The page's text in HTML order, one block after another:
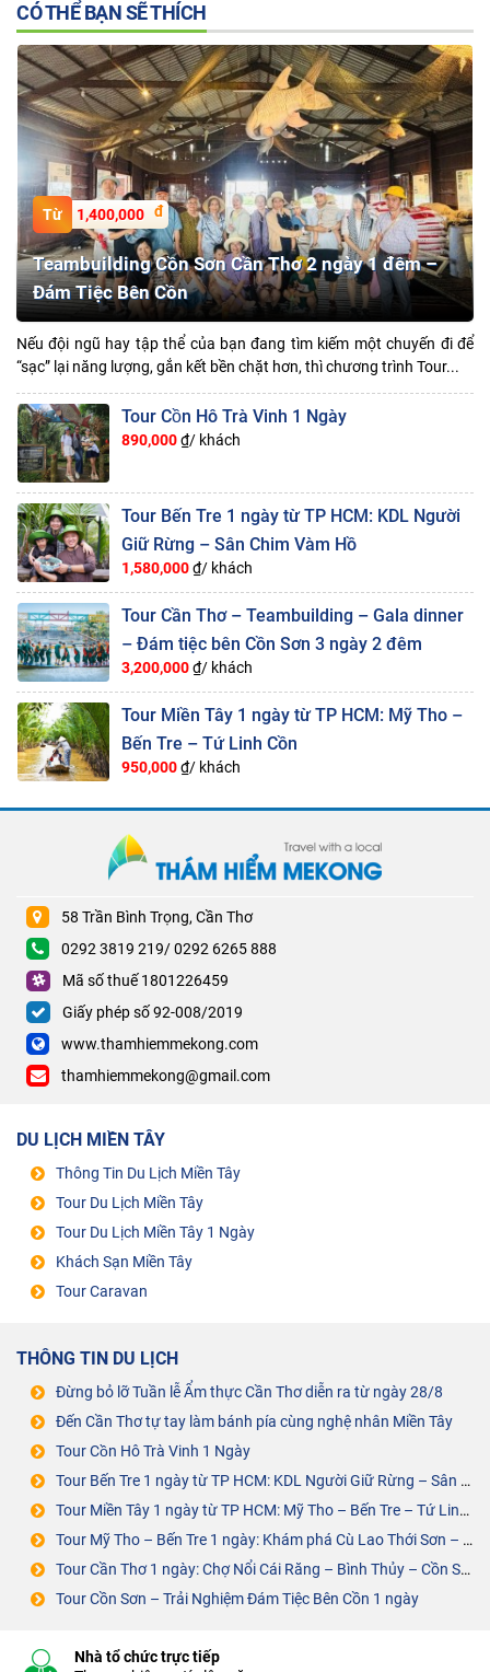
CÓ THỂ BẠN SẼ THÍCH
1,400,000
Teambuilding Cồn Sơn Cần Thơ 2 ngày 1 đêm –
Đám Tiệc Bên Cồn
Nếu đội ngũ hay tập thể của bạn đang tìm kiếm một chuyến đi để
“sạc” lại năng lượng, gắn kết bền chặt hơn, thì chương trình Tour...
Tour Cồn Hô Trà Vinh 1 Ngày
890,000₫/ khách
Tour Bến Tre 1 ngày từ TP HCM: KDL Người
Giữ Rừng – Sân Chim Vàm Hồ
1,580,000₫/ khách
Tour Cần Thơ – Teambuilding – Gala dinner
– Đám tiệc bên Cồn Sơn 3 ngày 2 đêm
3,200,000₫/ khách
Tour Miền Tây 1 ngày từ TP HCM: Mỹ Tho –
Bến Tre – Tứ Linh Cồn
950,000₫/ khách
58 Trần Bình Trọng, Cần Thơ
0292 3819 219/ 0292 6265 888
Mã số thuế 1801226459
Giấy phép số 92-008/2019
www.thamhiemmekong.com
thamhiemmekong@gmail.com
DU LỊCH MIỀN TÂY
Thông Tin Du Lịch Miền Tây
Tour Du Lịch Miền Tây
Tour Du Lịch Miền Tây 1 Ngày
Khách Sạn Miền Tây
Tour Caravan
THÔNG TIN DU LỊCH
Đừng bỏ lỡ Tuần lễ Ẩm thực Cần Thơ diễn ra từ ngày 28/8
Đến Cần Thơ tự tay làm bánh pía cùng nghệ nhân Miền Tây
Tour Cồn Hô Trà Vinh 1 Ngày
Tour Bến Tre 1 ngày từ TP HCM: KDL Người Giữ Rừng – Sân Chim Vàm Hồ
Tour Miền Tây 1 ngày từ TP HCM: Mỹ Tho – Bến Tre – Tứ Linh Cồn
Tour Mỹ Tho – Bến Tre 1 ngày: Khám phá Cù Lao Thới Sơn – Cồn Phụng
Tour Cần Thơ 1 ngày: Chợ Nổi Cái Răng – Bình Thủy – Cồn Sơn – ĐÁM TIỆC BÊN CỒN
Tour Cồn Sơn – Trải Nghiệm Đám Tiệc Bên Cồn 1 ngày
Nhà tổ chức trực tiếp